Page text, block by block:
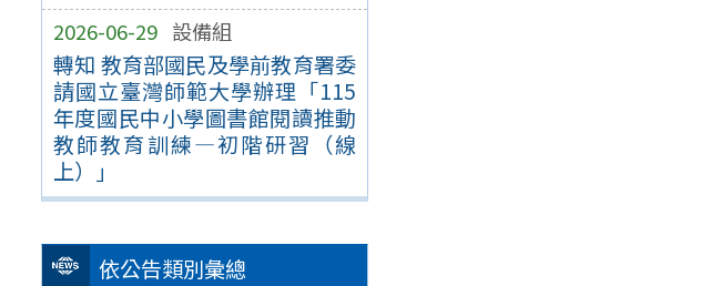
2026-06-29 設備組
轉知 教育部國民及學前教育署委
請國立臺灣師範大學辦理「115
年度國民中小學圖書館閱讀推動
教師教育訓練—初階研習（線
上）」
依公告類別彙總